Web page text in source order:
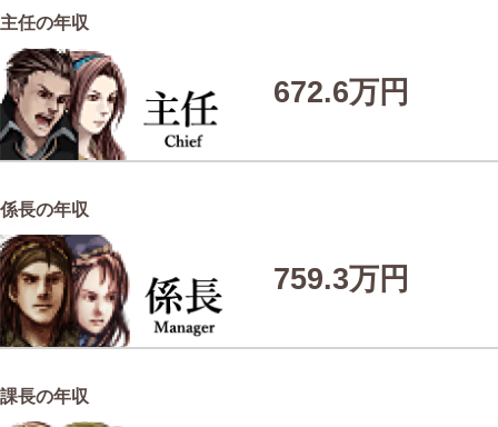
主任の年収
672.6万円
係長の年収
759.3万円
課長の年収